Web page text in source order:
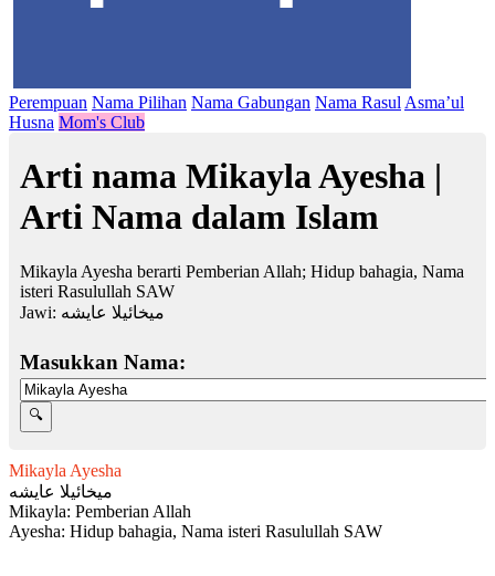
Perempuan Nama Pilihan Nama Gabungan Nama Rasul Asma’ul
Husna Mom's Club
Arti nama Mikayla Ayesha |
Arti Nama dalam Islam
Mikayla Ayesha berarti Pemberian Allah; Hidup bahagia, Nama
isteri Rasulullah SAW
Jawi: ميخائيلا عايشه
Masukkan Nama:
Mikayla Ayesha
ميخائيلا عايشه
Mikayla: Pemberian Allah
Ayesha: Hidup bahagia, Nama isteri Rasulullah SAW